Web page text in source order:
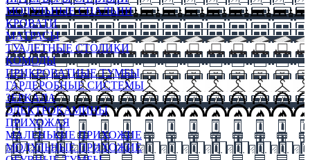
МОДУЛЬНЫЕ СПАЛЬНИ
КРОВАТИ
МАТРАСЫ
ТУАЛЕТНЫЕ СТОЛИКИ
КОМОДЫ
ПРИКРОВАТНЫЕ ТУМБЫ
ГАРДЕРОБНЫЕ СИСТЕМЫ
ЗЕРКАЛА
ЭЛЕКТРОКАМИНЫ
ПРИХОЖАЯ
МАЛЕНЬКИЕ ПРИХОЖИЕ
МОДУЛЬНЫЕ ПРИХОЖИЕ